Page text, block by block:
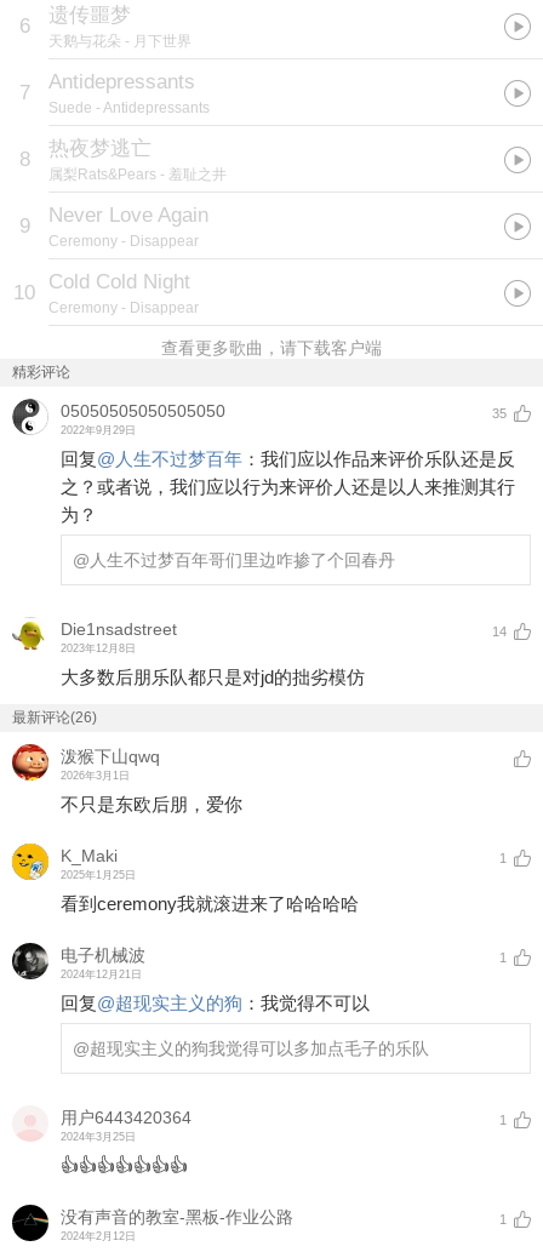
6 遗传噩梦
天鹅与花朵 - 月下世界
7 Antidepressants
Suede - Antidepressants
8 热夜梦逃亡
属梨Rats&Pears - 羞耻之井
9 Never Love Again
Ceremony - Disappear
10 Cold Cold Night
Ceremony - Disappear
查看更多歌曲，请下载客户端
精彩评论
05050505050505050
2022年9月29日
35
回复@ 人生不过梦百年 ： 我们应以作品来评价乐队还是反
之？或者说，我们应以行为来评价人还是以人来推测其行
为？
@人生不过梦百年哥们里边咋掺了个回春丹
Die1nsadstreet
2023年12月8日
14
大多数后朋乐队都只是对jd的拙劣模仿
最新评论(26)
泼猴下山qwq
2026年3月1日
不只是东欧后朋，爱你
K_Maki
2025年1月25日
1
看到ceremony我就滚进来了哈哈哈哈
电子机械波
2024年12月21日
1
回复@超现实主义的狗 ： 我觉得不可以
@超现实主义的狗我觉得可以多加点毛子的乐队
用户6443420364
2024年3月25日
1
👍👍👍👍👍👍👍
没有声音的教室-黑板-作业公路
2024年2月12日
1